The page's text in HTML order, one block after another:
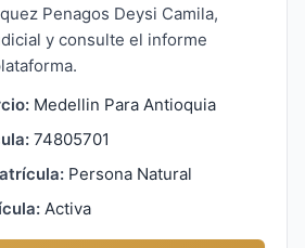
Penagos Deysi Camila,
y consulte el informe
Medellin Para Antioquia
74805701
Persona Natural
Activa